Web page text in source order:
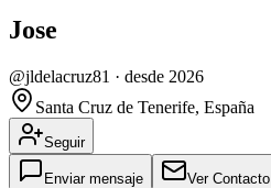
Jose
@jldelacruz81 · desde 2026
Santa Cruz de Tenerife, España
Seguir
Enviar mensaje Ver Contacto